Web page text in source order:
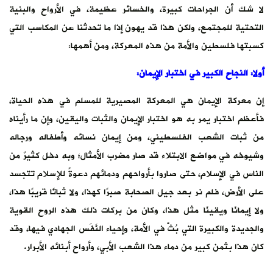
لا شك أن الجراحات كبيرة، والخسائر عظيمة، في الأرواح والبنية
التحتية للمجتمع، ولكن هذا قد يهون إذا ما تحدثنا عن المكاسب التي
كسبتها فلسطين والأمة من هذه المعركة، ومن أهمها:
أولا: النجاح الكبير في اختبار الإيمان:
إن معركة الإيمان هي المعركة المصيرية للمسلم في هذه الحياة،
فأعظم اختبار يمر به هو اختبار الإيمان والثبات واليقين، وإن ما رأيناه
من ثبات الشعب الفلسطيني، ومن إيمان نسائه وأطفاله ورجاله
وشيوخه في مواضع الابتلاء قد صار مضرب الأمثال؛ وبه دخل كثيرٌ من
الناس في الإسلام، حتى صاروا بأرواحهم ودمائهم دعوةً للإسلام تتجسد
على الأرض، فلم نر بعد جيل الصحابة صبرًا كهذا، ولا ثباتًا قريبًا هذا،
ولا إيمانًا ويقينًا مثل هذا، وكان من بركات ذلك هذه الروح القوية
والجديدة والكبيرة التي بُثّْ في الأمة، وإحياء النَّفَس الجهادي فيها، وقد
كان هذا بثمن كبير من دماء هذا الشعب الأبي، وأرواح أبنائه الأبرار.